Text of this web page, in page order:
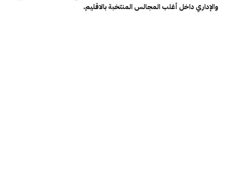
والإداري داخل أغلب المجالس المنتخبة بالاقليم.